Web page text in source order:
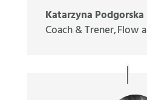
Katarzyna Podgorska
Coach & Trener,Flow